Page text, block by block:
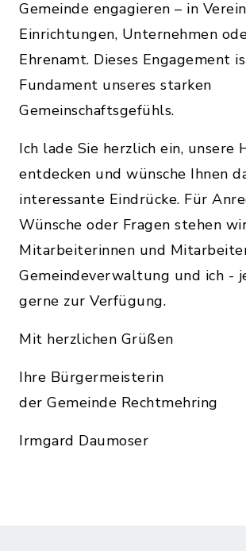
Gemeinde engagieren – in
Einrichtungen, Unternehmen
Ehrenamt. Dieses Engagement
Fundament unseres starken
Gemeinschaftsgefühls.
Ich lade Sie herzlich ein, unsere
entdecken und wünsche Ihnen
interessante Eindrücke. Für
Wünsche oder Fragen stehen
Mitarbeiterinnen und
Gemeindeverwaltung und ich -
gerne zur Verfügung.
Mit herzlichen Grüßen
Ihre Bürgermeisterin
der Gemeinde Rechtmehring
Irmgard Daumoser